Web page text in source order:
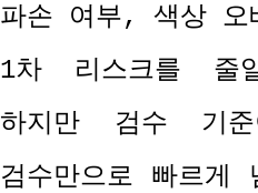
파손 여부, 색상 오
1차 리스크를 줄
하지만 검수 기
검수만으로 빠르게